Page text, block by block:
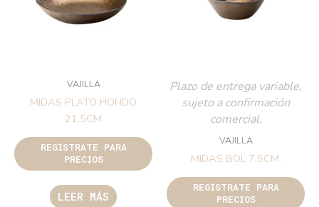
VAJILLA
MIDAS PLATO HONDO
21,5CM
REGÍSTRATE PARA
PRECIOS
LEER MÁS
Plazo de entrega variable,
sujeto a confirmación
comercial.
VAJILLA
MIDAS BOL 7.5CM.
REGÍSTRATE PARA
PRECIOS